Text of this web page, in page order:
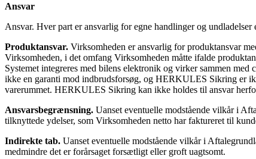
Ansvar
Ansvar. Hver part er ansvarlig for egne handlinger og
Produktansvar. Virksomheden er ansvarlig for produktansvar
Virksomheden, i det omfang Virksomheden måtte ifalde
Systemet integreres med bilens elektronik og virker sammen
ikke en garanti mod indbrudsforsøg, og HERKULES Sikring er
varerummet. HERKULES Sikring kan ikke holdes til ansvar
Ansvarsbegrænsning. Uanset eventuelle modstående vilkår i
tilknyttede ydelser, som Virksomheden netto har faktureret til
Indirekte tab. Uanset eventuelle modstående vilkår i
medmindre det er forårsaget forsætligt eller groft uagtsomt.